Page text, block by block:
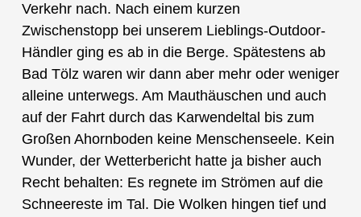
Verkehr nach. Nach einem kurzen
Zwischenstopp bei unserem Lieblings-Outdoor-
Händler ging es ab in die Berge. Spätestens ab
Bad Tölz waren wir dann aber mehr oder weniger
alleine unterwegs. Am Mauthäuschen und auch
auf der Fahrt durch das Karwendeltal bis zum
Großen Ahornboden keine Menschenseele. Kein
Wunder, der Wetterbericht hatte ja bisher auch
Recht behalten: Es regnete im Strömen auf die
Schneereste im Tal. Die Wolken hingen tief und